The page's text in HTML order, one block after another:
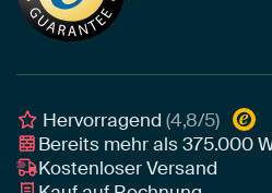
Leinwand für draußen
Individuelle Einrichtungsberatung
Botschafter
Awards und Preise
Art Heroes App
Hervorragend(4,8/5)
Bereits mehr als375.000
Kostenloser Versand